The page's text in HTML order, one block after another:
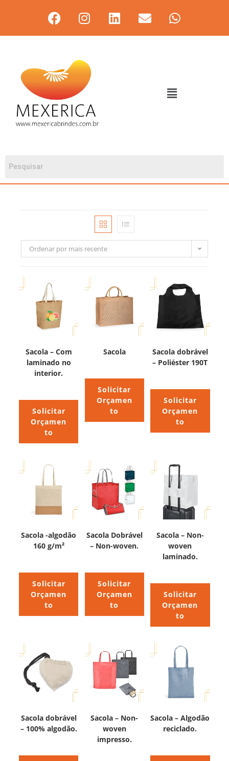
Ordenar por mais recente
Sacola – Com
laminado no
interior.
Solicitar
Orçamen
to
Sacola
Solicitar
Orçamen
to
Sacola dobrável
– Poliéster 190T
Solicitar
Orçamen
to
Sacola -algodão
160 g/m²
Solicitar
Orçamen
to
Sacola Dobrável
– Non-woven.
Solicitar
Orçamen
to
Sacola – Non-
woven
laminado.
Solicitar
Orçamen
to
Sacola dobrável
– 100% algodão.
Sacola – Non-
woven
impresso.
Sacola – Algodão
reciclado.